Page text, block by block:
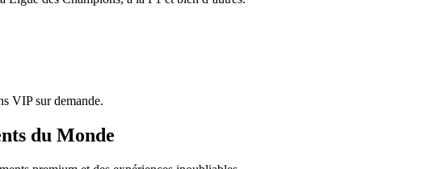
VIP sur demande.
du Monde